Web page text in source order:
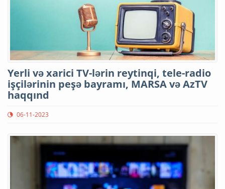
Yerli və xarici TV-lərin reytinqi, tele-radio
işçilərinin peşə bayramı, MARSA və AzTV
haqqınd
06-11-2023